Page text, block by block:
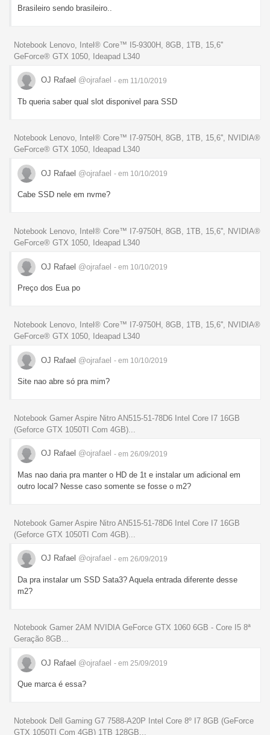
Brasileiro sendo brasileiro..
Notebook Lenovo, Intel® Core™ I5-9300H, 8GB, 1TB, 15,6''
GeForce® GTX 1050, Ideapad L340
OJ Rafael @ojrafael - em 11/10/2019
Tb queria saber qual slot disponivel para SSD
Notebook Lenovo, Intel® Core™ I7-9750H, 8GB, 1TB, 15,6'', NVIDIA®
GeForce® GTX 1050, Ideapad L340
OJ Rafael @ojrafael - em 10/10/2019
Cabe SSD nele em nvme?
Notebook Lenovo, Intel® Core™ I7-9750H, 8GB, 1TB, 15,6'', NVIDIA®
GeForce® GTX 1050, Ideapad L340
OJ Rafael @ojrafael - em 10/10/2019
Preço dos Eua po
Notebook Lenovo, Intel® Core™ I7-9750H, 8GB, 1TB, 15,6'', NVIDIA®
GeForce® GTX 1050, Ideapad L340
OJ Rafael @ojrafael - em 10/10/2019
Site nao abre só pra mim?
Notebook Gamer Aspire Nitro AN515-51-78D6 Intel Core I7 16GB
(Geforce GTX 1050TI Com 4GB)...
OJ Rafael @ojrafael - em 26/09/2019
Mas nao daria pra manter o HD de 1t e instalar um adicional em
outro local? Nesse caso somente se fosse o m2?
Notebook Gamer Aspire Nitro AN515-51-78D6 Intel Core I7 16GB
(Geforce GTX 1050TI Com 4GB)...
OJ Rafael @ojrafael - em 26/09/2019
Da pra instalar um SSD Sata3? Aquela entrada diferente desse
m2?
Notebook Gamer 2AM NVIDIA GeForce GTX 1060 6GB - Core I5 8ª
Geração 8GB...
OJ Rafael @ojrafael - em 25/09/2019
Que marca é essa?
Notebook Dell Gaming G7 7588-A20P Intel Core 8º I7 8GB (GeForce
GTX 1050TI Com 4GB) 1TB 128GB...